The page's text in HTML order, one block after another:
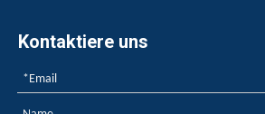
Kontaktiere uns